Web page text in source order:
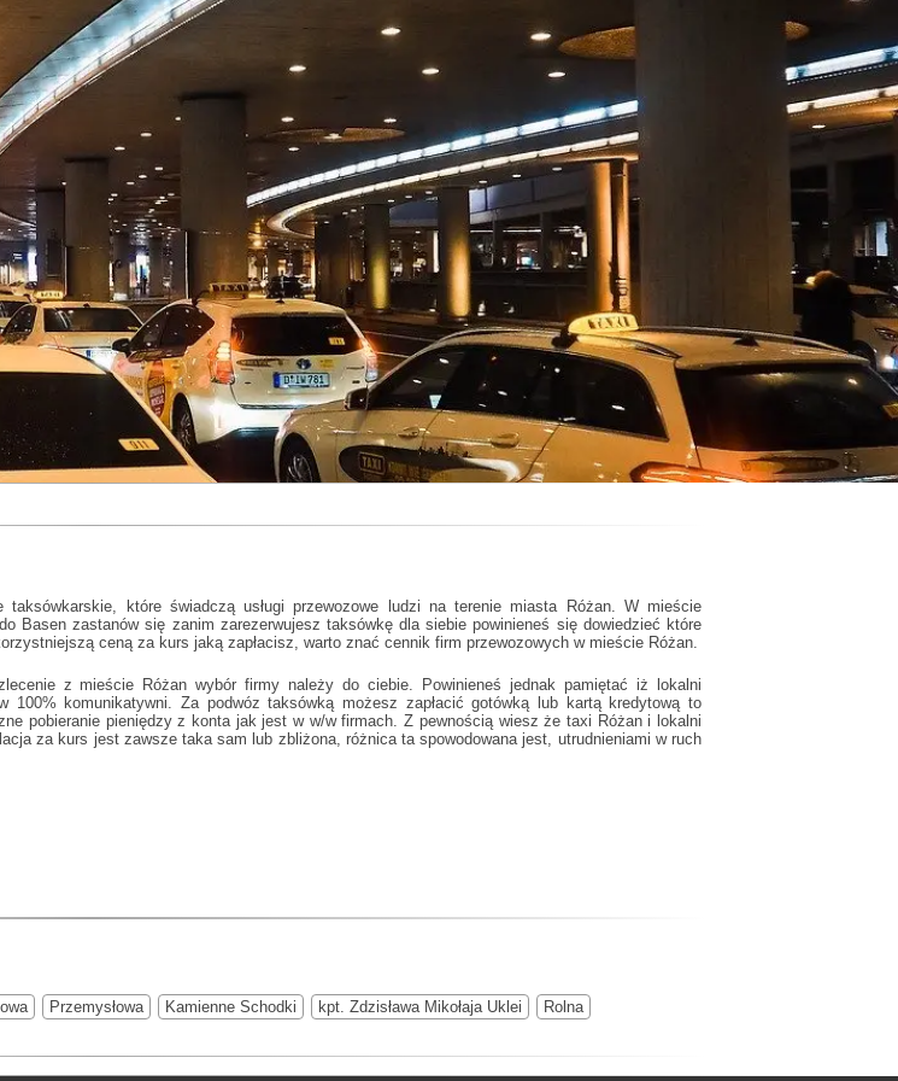
które świadczą usługi przewozowe ludzi na terenie miasta Różan. W mieście
Basen zastanów się zanim zarezerwujesz taksówkę dla siebie powinieneś się dowiedzieć które
ceną za kurs jaką zapłacisz, warto znać cennik firm przewozowych w mieście Różan.
z mieście Różan wybór firmy należy do ciebie. Powinieneś jednak pamiętać iż lokalni
komunikatywni. Za podwóz taksówką możesz zapłacić gotówką lub kartą kredytową to
pobieranie pieniędzy z konta jak jest w w/w firmach. Z pewnością wiesz że taxi Różani lokalni
za kurs jest zawsze taka sam lub zbliżona, różnica ta spowodowana jest, utrudnieniami w ruch
Przemysłowa Kamienne Schodki kpt. Zdzisława Mikołaja Uklei
Rolna